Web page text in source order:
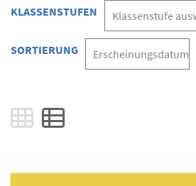
KLASSENSTUFEN
SORTIERUNG